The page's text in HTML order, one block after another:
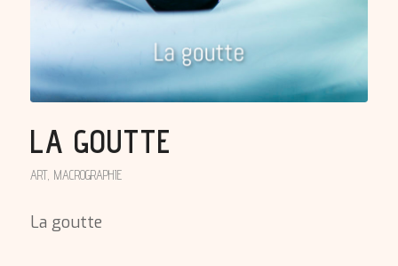
LA GOUTTE
ART, MACROGRAPHIE
La goutte